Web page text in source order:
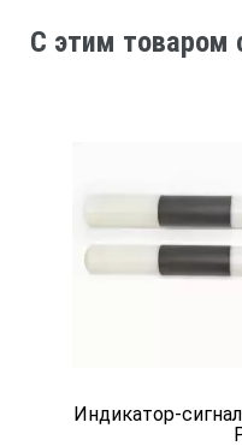
C этим товаром
Индикатор-